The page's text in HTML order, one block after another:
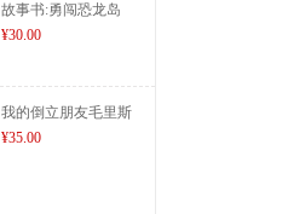
故事书:勇闯恐龙岛
¥30.00
我的倒立朋友毛里斯
¥35.00